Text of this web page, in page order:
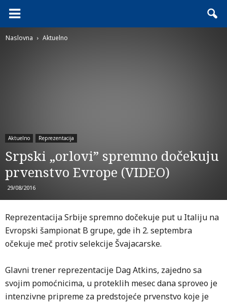
Naslovna Aktuelno
Aktuelno Reprezentacija
Srpski „orlovi” spremno dočekuju
prvenstvo Evrope (VIDEO)
29/08/2016
Reprezentacija Srbije spremno dočekuje put u Italiju na
Evropski šampionat B grupe, gde ih 2. septembra
očekuje meč protiv selekcije Švajacarske.
Glavni trener reprezentacije Dag Atkins, zajedno sa
svojim pomoćnicima, u proteklih mesec dana sproveo je
intenzivne pripreme za predstojeće prvenstvo koje je